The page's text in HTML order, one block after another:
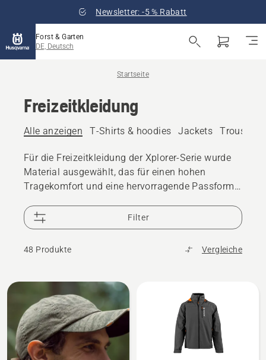
Newsletter: -5 % Rabatt
Forst & Garten
DE, Deutsch
Startseite
Freizeitkleidung
Alle anzeigen T-Shirts & hoodies Jackets Trousers
Für die Freizeitkleidung der Xplorer-Serie wurde
Material ausgewählt, das für einen hohen
Tragekomfort und eine hervorragende Passform
Filter
48 Produkte Vergleiche
Alle
Produkte